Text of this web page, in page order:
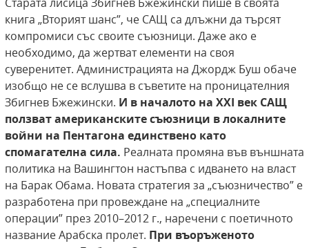
Старата лисица Збигнев Бжежински пише в своята
книга „Вторият шанс”, че САЩ са длъжни да търсят
компромиси със своите съюзници. Даже ако е
необходимо, да жертват елементи на своя
суверенитет. Администрацията на Джордж Буш обаче
изобщо не се вслушва в съветите на проницателния
Збигнев Бжежински. И в началото на XXI век САЩ
ползват американските съюзници в локалните
войни на Пентагона единствено като
спомагателна сила. Реалната промяна във външната
политика на Вашингтон настъпва с идването на власт
на Барак Обама. Новата стратегия за „съюзничество” е
разработена при провеждане на „специалните
операции” през 2010–2012 г., наречени с поетичното
название Арабска пролет. При въоръженото